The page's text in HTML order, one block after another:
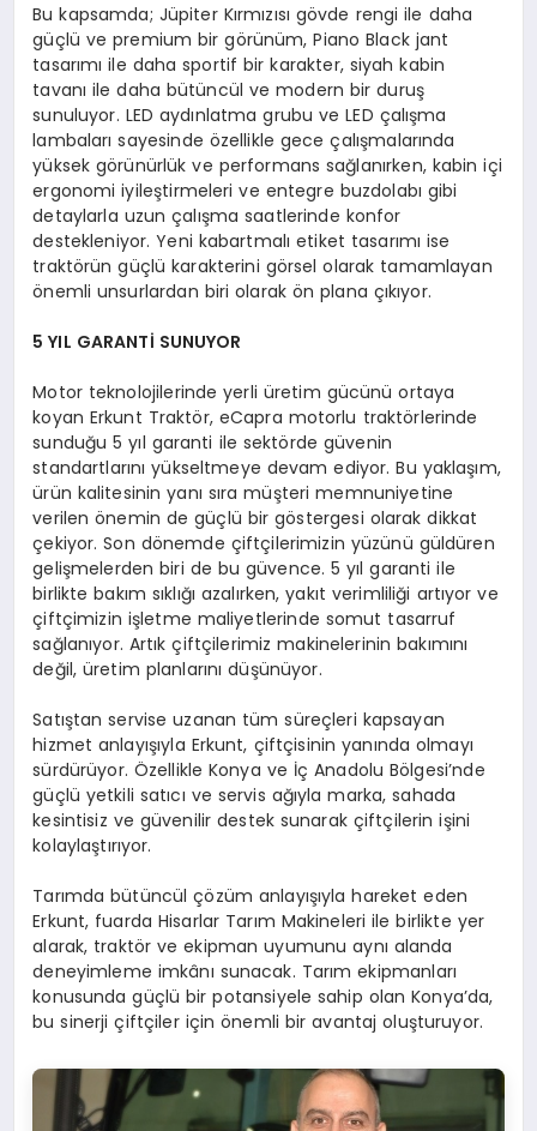
Bu kapsamda; Jüpiter Kırmızısı gövde rengi ile daha
güçlü ve premium bir görünüm, Piano Black jant
tasarımı ile daha sportif bir karakter, siyah kabin
tavanı ile daha bütüncül ve modern bir duruş
sunuluyor. LED aydınlatma grubu ve LED çalışma
lambaları sayesinde özellikle gece çalışmalarında
yüksek görünürlük ve performans sağlanırken, kabin içi
ergonomi iyileştirmeleri ve entegre buzdolabı gibi
detaylarla uzun çalışma saatlerinde konfor
destekleniyor. Yeni kabartmalı etiket tasarımı ise
traktörün güçlü karakterini görsel olarak tamamlayan
önemli unsurlardan biri olarak ön plana çıkıyor.
5 YIL GARANTİ SUNUYOR
Motor teknolojilerinde yerli üretim gücünü ortaya
koyan Erkunt Traktör, eCapra motorlu traktörlerinde
sunduğu 5 yıl garanti ile sektörde güvenin
standartlarını yükseltmeye devam ediyor. Bu yaklaşım,
ürün kalitesinin yanı sıra müşteri memnuniyetine
verilen önemin de güçlü bir göstergesi olarak dikkat
çekiyor. Son dönemde çiftçilerimizin yüzünü güldüren
gelişmelerden biri de bu güvence. 5 yıl garanti ile
birlikte bakım sıklığı azalırken, yakıt verimliliği artıyor ve
çiftçimizin işletme maliyetlerinde somut tasarruf
sağlanıyor. Artık çiftçilerimiz makinelerinin bakımını
değil, üretim planlarını düşünüyor.
Satıştan servise uzanan tüm süreçleri kapsayan
hizmet anlayışıyla Erkunt, çiftçisinin yanında olmayı
sürdürüyor. Özellikle Konya ve İç Anadolu Bölgesi’nde
güçlü yetkili satıcı ve servis ağıyla marka, sahada
kesintisiz ve güvenilir destek sunarak çiftçilerin işini
kolaylaştırıyor.
Tarımda bütüncül çözüm anlayışıyla hareket eden
Erkunt, fuarda Hisarlar Tarım Makineleri ile birlikte yer
alarak, traktör ve ekipman uyumunu aynı alanda
deneyimleme imkânı sunacak. Tarım ekipmanları
konusunda güçlü bir potansiyele sahip olan Konya’da,
bu sinerji çiftçiler için önemli bir avantaj oluşturuyor.